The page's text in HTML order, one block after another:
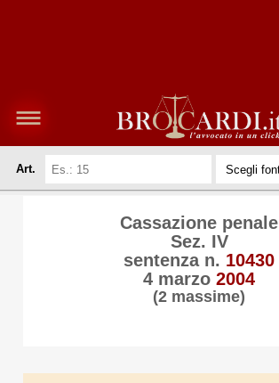
Art.
Cassazione penale
Sez. IV
sentenza n. 10430
4 marzo 2004
(2 massime)